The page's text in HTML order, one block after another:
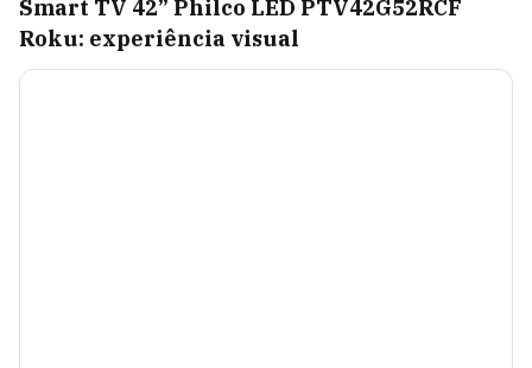
Smart TV 42” Philco LED PTV42G52RCF
Roku: experiência visual